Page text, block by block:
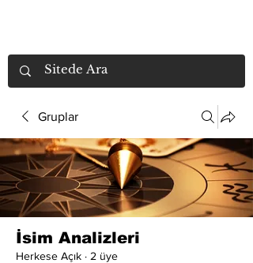
Gruplar
İsim Analizleri
Herkese Açık · 2 üye